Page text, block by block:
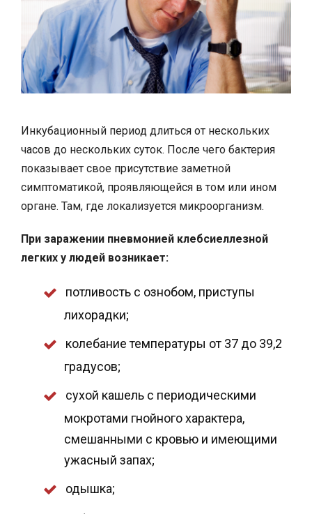
Инкубационный период длиться от нескольких
часов до нескольких суток. После чего бактерия
показывает свое присутствие заметной
симптоматикой, проявляющейся в том или ином
органе. Там, где локализуется микроорганизм.
При заражении пневмонией клебсиеллезной
легких у людей возникает:
потливость с ознобом, приступы
лихорадки;
колебание температуры от 37 до 39,2
градусов;
сухой кашель с периодическими
мокротами гнойного характера,
смешанными с кровью и имеющими
ужасный запах;
одышка;